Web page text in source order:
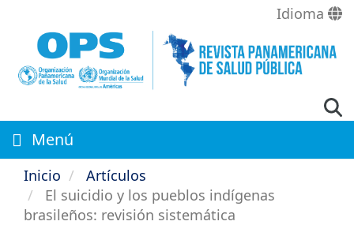
contenido
principal
Idioma
Menú
Inicio
Artículos
El suicidio y los pueblos indígenas
brasileños: revisión sistemática